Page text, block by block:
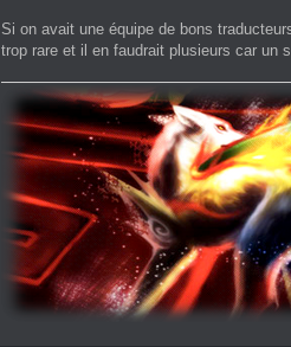
Si on avait une équipe de bons
trop rare et il en faudrait plusieurs car un